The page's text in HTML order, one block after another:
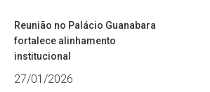
Reunião no Palácio Guanabara
fortalece alinhamento
institucional
27/01/2026